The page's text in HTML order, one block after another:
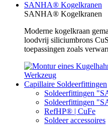
SANHA® Kogelkranen
SANHA® Kogelkranen
Moderne kogelkraan
loodvrij siliciumbrons
toepassingen zoals
Capillaire Soldeerfittingen
Soldeerfittingen
Soldeerfittingen
RefHP® | CuFe
Soldeer accessoires